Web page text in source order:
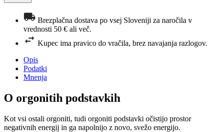
Brezplačna dostava po vsej Sloveniji za naročila v
vrednosti 50 € ali več.
Kupec ima pravico do vračila, brez navajanja razlogov.
Opis
Podatki
Mnenja
O orgonitih podstavkih
Kot vsi ostali orgoniti, tudi orgoniti podstavki očistijo prostor
negativnih energij in ga napolnijo z novo, svežo energijo.